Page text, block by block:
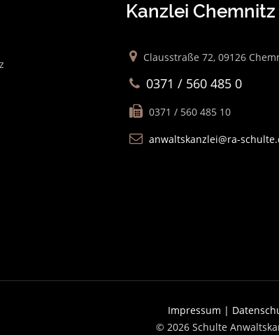
Kanzlei Chemnitz
Clausstraße 72, 09126
0371 / 560 485 0
0371 / 560 485 10
anwaltskanzlei@ra-
Impressum |
© 2026 Schulte